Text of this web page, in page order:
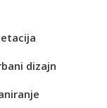
dizajn